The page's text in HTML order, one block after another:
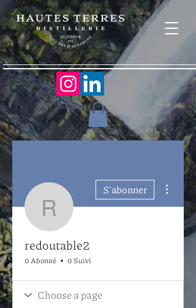
redoutable2
S'abonner
redoutable2
0 Abonné 0 Suivi